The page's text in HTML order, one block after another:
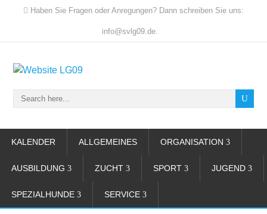
Haben Sie Fragen oder Anregungen? Dann schreiben Sie uns:
info@svlg09.de.
KALENDER ALLGEMEINES ORGANISATION
AUSBILDUNG ZUCHT SPORT JUGEND
SPEZIALHUNDE SERVICE